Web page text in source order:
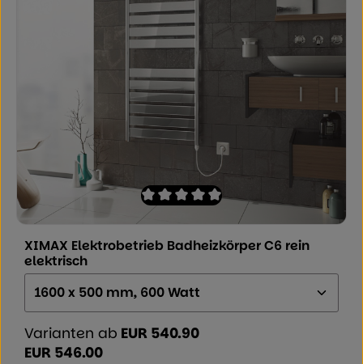
Durchschnittliche Bewertung von 0
XIMAX Elektrobetrieb Badheizkörper C6 rein
elektrisch
Varianten ab EUR 540.90
Regulärer Preis:
EUR 546.00